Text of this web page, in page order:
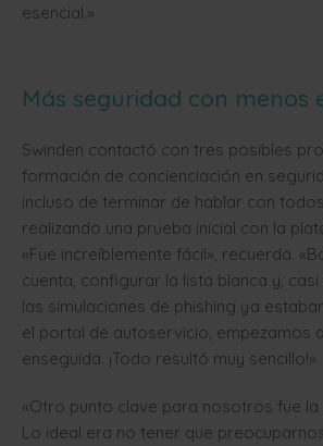
esencial.»
Más seguridad con menos
Swinden contactó con tres posibles
formación de concienciación en
incluso de terminar de hablar con
realizando una prueba inicial con la
«Fue increíblemente fácil», recuerda.
cuenta, configurar la lista blanca y,
las simulaciones de phishing ya
el portal de autoservicio, empezamos
enseguida. ¡Todo resultó muy sencillo!»
«Otro punto clave para nosotros fue la
Lo ideal era no tener que